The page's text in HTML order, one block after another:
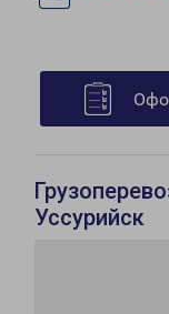
Уссурийск